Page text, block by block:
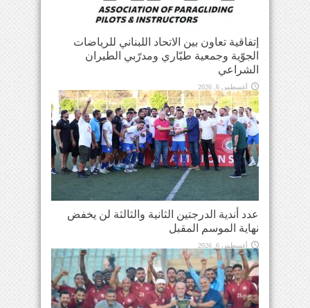
إتفاقية تعاون بين الاتحاد اللبناني للرياضات
الجوّية وجمعية طيّاري ومدرّبي الطيران
الشراعي
أغسطس 6, 2026
عدد أندية الدرجتين الثانية والثالثة لن يخفض
نهاية الموسم المقبل
أغسطس 6, 2026